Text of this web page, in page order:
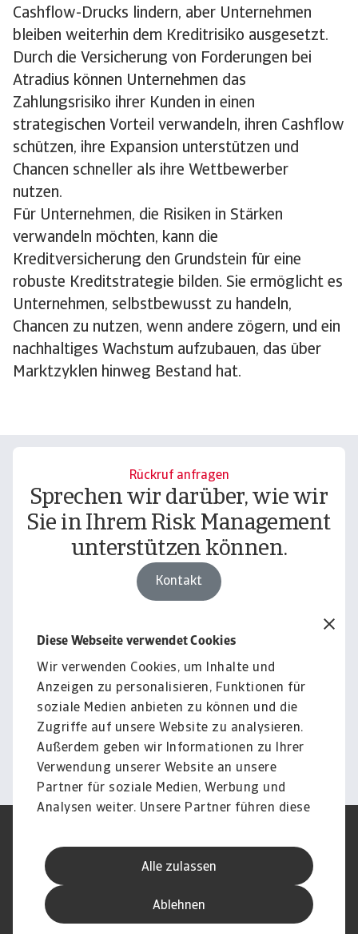
Diese Webseite verwendet Cookies
Wir verwenden Cookies, um Inhalte und
Anzeigen zu personalisieren, Funktionen für
soziale Medien anbieten zu können und die
Zugriffe auf unsere Website zu analysieren.
Außerdem geben wir Informationen zu Ihrer
Verwendung unserer Website an unsere
Partner für soziale Medien, Werbung und
Analysen weiter. Unsere Partner führen diese
Daten zusammen, die Sie ihnen bereitgestellt
haben oder die sie im Rahmen Ihrer Nutzung
der Dienste gesammelt haben.
Alle zulassen
Ablehnen
Cashflow-Drucks lindern, aber Unternehmen
bleiben weiterhin dem Kreditrisiko ausgesetzt.
Durch die Versicherung von Forderungen bei
Atradius können Unternehmen das
Zahlungsrisiko ihrer Kunden in einen
strategischen Vorteil verwandeln, ihren Cashflow
schützen, ihre Expansion unterstützen und
Chancen schneller als ihre Wettbewerber
nutzen.
Für Unternehmen, die Risiken in Stärken
verwandeln möchten, kann die
Kreditversicherung den Grundstein für eine
robuste Kreditstrategie bilden. Sie ermöglicht es
Unternehmen, selbstbewusst zu handeln,
Chancen zu nutzen, wenn andere zögern, und ein
nachhaltiges Wachstum aufzubauen, das über
Marktzyklen hinweg Bestand hat.
Rückruf anfragen
Sprechen wir darüber, wie wir
Sie in Ihrem Risk Management
unterstützen können.
Kontakt
Rechtlicher Hinweis
Der gesamte Inhalt dieser Seite
unterliegt unserem
Haftungsausschluss.
Information
Datenschutz
Haftungsausschluss
Serviceversprechen
Speak-Up-Channels
Impressum